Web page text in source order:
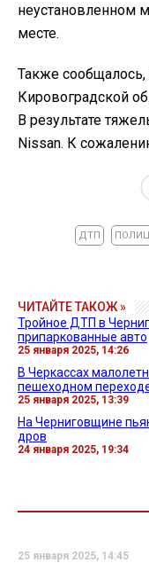
неустановленном
месте.
Также
Кировоградской
В результате
Nissan. К
ДТП
ЧИТАЙТЕ ТАКОЖ »
Тройное ДТП в
припаркованные авто
25 января 2025, 14:26
В Черкассах
пешеходном
25 января 2025, 13:39
На Черниговщине
дров
24 января 2025, 19:34
25 января 2025, 14:45